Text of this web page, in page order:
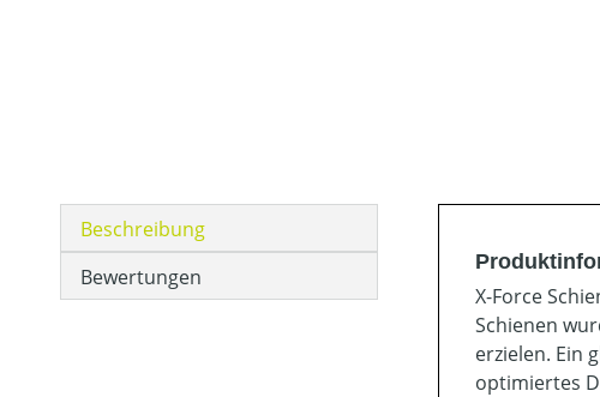
Beschreibung
Bewertungen
X-Force
Schienen
erzielen. Ein
optimiertes